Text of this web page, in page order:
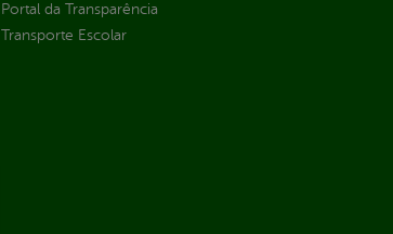
Portal da Transparência
Transporte Escolar